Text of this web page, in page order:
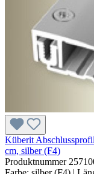
Küberit
cm, silber (F4)
Produktnummer